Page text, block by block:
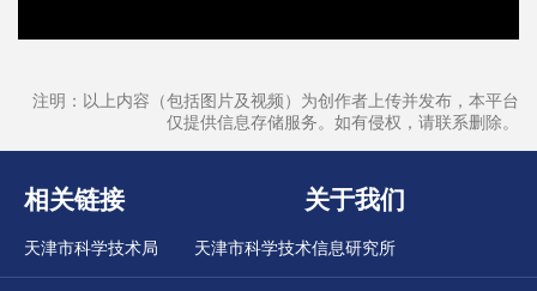
注明：以上内容（包括图片及视频）为创作者上传并发布，本平台
仅提供信息存储服务。如有侵权，请联系删除。
相关链接 关于我们
天津市科学技术局 天津市科学技术信息研究所